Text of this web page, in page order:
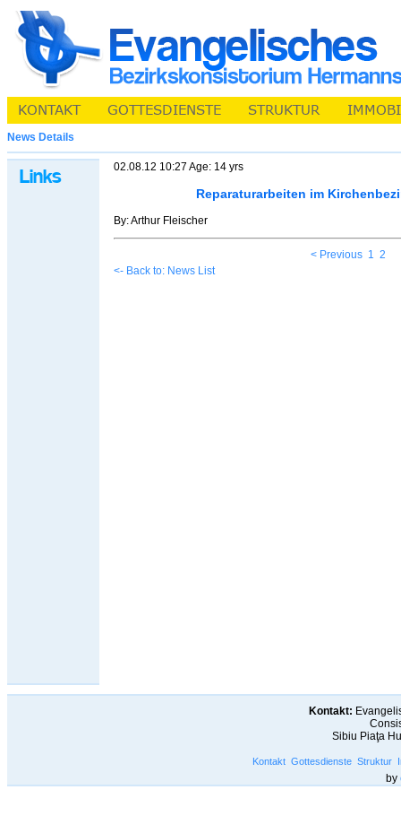
News Details
02.08.12 10:27 Age: 14 yrs
Reparaturarbeiten im
By: Arthur Fleischer
< Previous 1 2
<- Back to: News List
Kontakt:
Sibiu Piaţa
Kontakt Gottesdienste Struktur
by